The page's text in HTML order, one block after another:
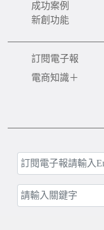
成功案例
新創功能
訂閱電子報
電商知識＋